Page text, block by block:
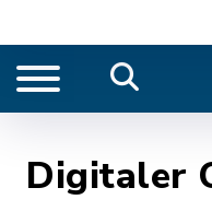
Digitaler